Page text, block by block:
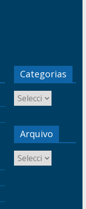
Categorias
Arquivo